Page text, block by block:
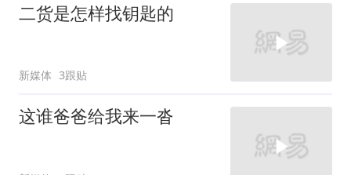
二货是怎样找钥匙的
新媒体 3跟贴
这谁爸爸给我来一沓